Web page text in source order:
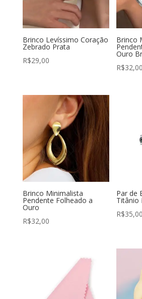
Brinco Levíssimo Coração
Zebrado Prata
R$29,00
Brinco
Ouro
R$32,00
Brinco Minimalista
Pendente Folheado a
Ouro
R$32,00
Par de
Titânio
R$35,00